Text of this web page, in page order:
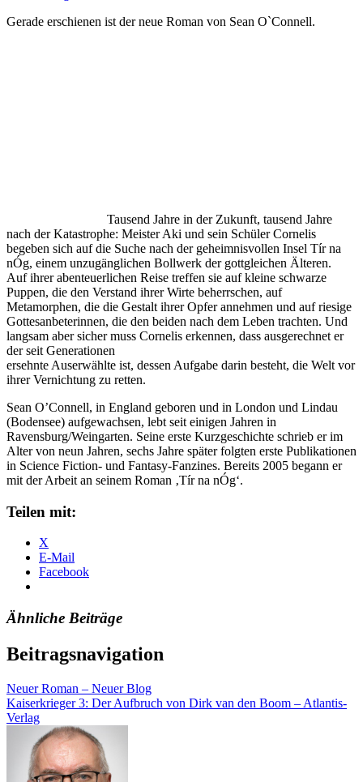
Gerade erschienen ist der neue Roman von Sean O`Connell.
Tausend Jahre in der Zukunft, tausend Jahre
nach der Katastrophe: Meister Aki und sein Schüler Cornelis
begeben sich auf die Suche nach der geheimnisvollen Insel Tír na
nÓg, einem unzugänglichen Bollwerk der gottgleichen Älteren.
Auf ihrer abenteuerlichen Reise treffen sie auf kleine schwarze
Puppen, die den Verstand ihrer Wirte beherrschen, auf
Metamorphen, die die Gestalt ihrer Opfer annehmen und auf riesige
Gottesanbeterinnen, die den beiden nach dem Leben trachten. Und
langsam aber sicher muss Cornelis erkennen, dass ausgerechnet er
der seit Generationen
ersehnte Auserwählte ist, dessen Aufgabe darin besteht, die Welt vor
ihrer Vernichtung zu retten.
Sean O’Connell, in England geboren und in London und Lindau
(Bodensee) aufgewachsen, lebt seit einigen Jahren in
Ravensburg/Weingarten. Seine erste Kurzgeschichte schrieb er im
Alter von neun Jahren, sechs Jahre später folgten erste Publikationen
in Science Fiction- und Fantasy-Fanzines. Bereits 2005 begann er
mit der Arbeit an seinem Roman ‚Tír na nÓg‘.
Teilen mit:
X
E-Mail
Facebook
Ähnliche Beiträge
Beitragsnavigation
Neuer Roman – Neuer Blog
Kaiserkrieger 3: Der Aufbruch von Dirk van den Boom – Atlantis-
Verlag